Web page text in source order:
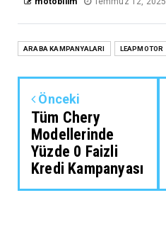
ARABA KAMPANYALARI LEAPMOTOR
Önceki
Tüm Chery
Modellerinde
Yüzde 0 Faizli
Kredi Kampanyası